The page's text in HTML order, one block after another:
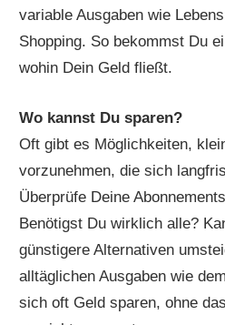
variable Ausgaben wie
Shopping. So bekommst Du
wohin Dein Geld fließt.
Wo kannst Du sparen?
Oft gibt es Möglichkeiten,
vorzunehmen, die sich
Überprüfe Deine
Benötigst Du wirklich alle?
günstigere Alternativen
alltäglichen Ausgaben wie
sich oft Geld sparen, ohne